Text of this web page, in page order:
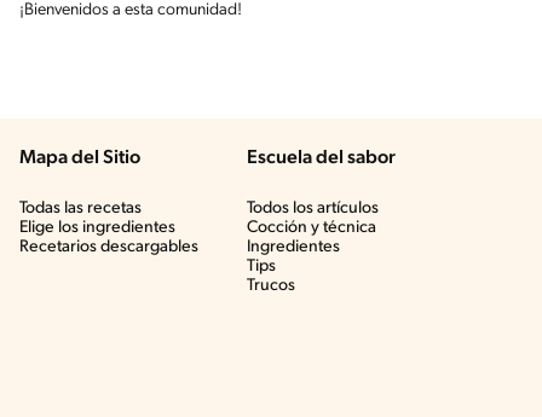
¡Bienvenidos a esta comunidad!
Mapa del Sitio
Todas las recetas
Elige los ingredientes
Recetarios descargables
Escuela del sabor
Todos los artículos
Cocción y técnica
Ingredientes
Tips
Trucos